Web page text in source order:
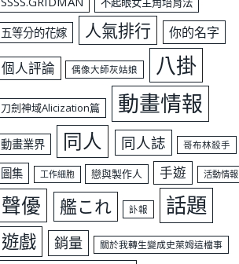
五等分的花嫁 人氣排行 你的名字
個人評論 偶像大師灰姑娘 八掛
刀劍神域Alicization篇 動畫情報
動畫業界 同人 同人誌 哥布林殺手
圖集 工作細胞 戀與製作人 手遊 活動情報
聲優 艦これ 訃報 話題
遊戲 銷量 關於我轉生變成史萊姆這檔事